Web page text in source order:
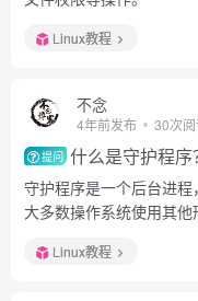
Linux教程
不念
4年前发布 30次
提问 什么是守护程序
守护程序是一个后台进程
大多数操作系统使用其他
Linux教程